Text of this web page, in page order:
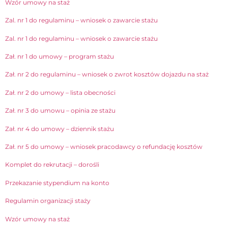
Wzór umowy na staż
Zal. nr 1 do regulaminu – wniosek o zawarcie stażu
Zal. nr 1 do regulaminu – wniosek o zawarcie stażu
Zał. nr 1 do umowy – program stażu
Zał. nr 2 do regulaminu – wniosek o zwrot kosztów dojazdu na staż
Zał. nr 2 do umowy – lista obecności
Zał. nr 3 do umowu – opinia ze stażu
Zał. nr 4 do umowy – dziennik stażu
Zał. nr 5 do umowy – wniosek pracodawcy o refundację kosztów
Komplet do rekrutacji – dorośli
Przekazanie stypendium na konto
Regulamin organizacji staży
Wzór umowy na staż